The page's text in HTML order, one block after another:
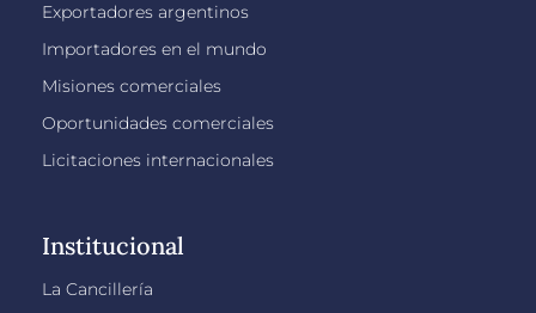
Exportadores argentinos
Importadores en el mundo
Misiones comerciales
Oportunidades comerciales
Licitaciones internacionales
Institucional
La Cancillería